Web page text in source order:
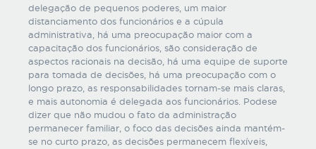
delegação de pequenos poderes, um maior
distanciamento dos funcionários e a cúpula
administrativa, há uma preocupação maior com a
capacitação dos funcionários, são consideração de
aspectos racionais na decisão, há uma equipe de suporte
para tomada de decisões, há uma preocupação com o
longo prazo, as responsabilidades tornam-se mais claras,
e mais autonomia é delegada aos funcionários. Podese
dizer que não mudou o fato da administração
permanecer familiar, o foco das decisões ainda mantém-
se no curto prazo, as decisões permanecem flexíveis,